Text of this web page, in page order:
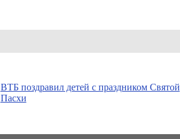
ВТБ поздравил детей с праздником Святой
Пасхи